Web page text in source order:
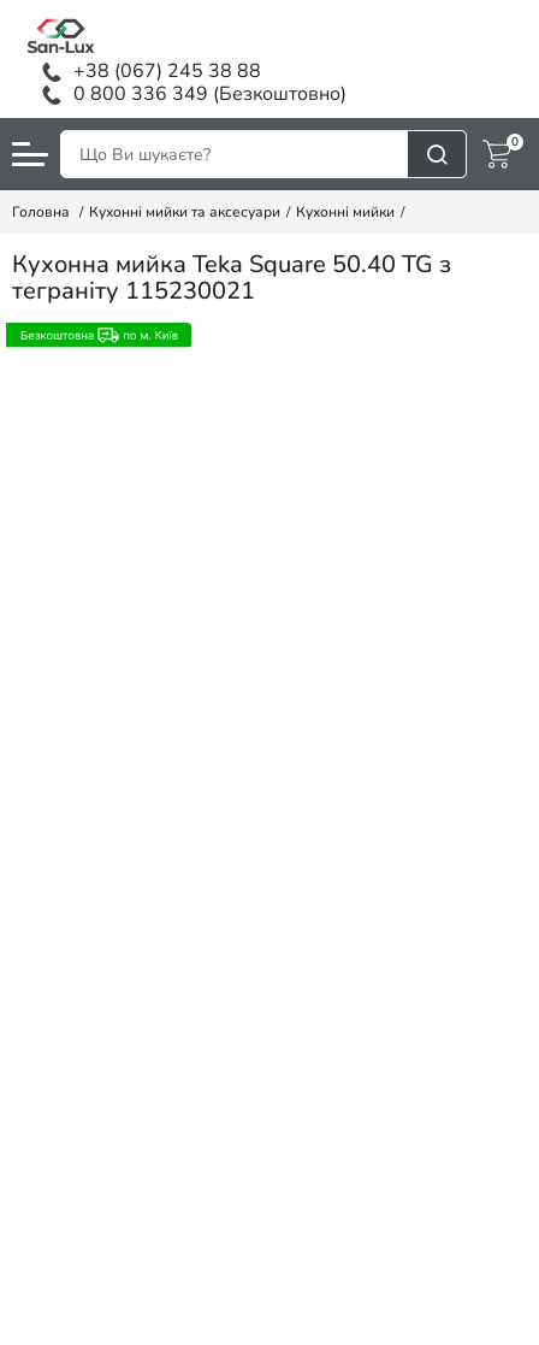
+38 (067) 245 38 88
0 800 336 349 (Безкоштовно)
0
Головна Кухонні мийки та аксесуари Кухонні мийки
Кухонна мийка Teka Square 50.40 TG з
теграніту 115230021